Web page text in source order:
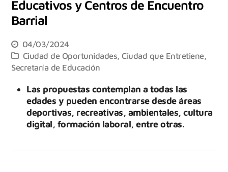
Educativos y Centros de Encuentro
Barrial
04/03/2024
Ciudad de Oportunidades ,Ciudad que Entretiene,
Secretaría de Educación
Las propuestas contemplan a todas las
edades y pueden encontrarse desde áreas
deportivas, recreativas, ambientales, cultura
digital, formación laboral, entre otras.